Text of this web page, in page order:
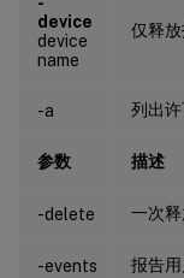
device
device
name
仅释放
-a 列出
参数 描述
-delete 一次释
-events 报告